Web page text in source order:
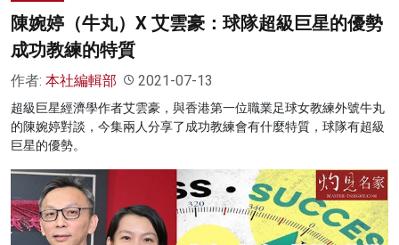
陳婉婷（牛丸）X 艾雲豪：球隊超級巨星的優勢
成功教練的特質
作者: 本社編輯部 2021-07-13
超級巨星經濟學作者艾雲豪，與香港第一位職業足球女教練外號牛丸
的陳婉婷對談，今集兩人分享了成功教練會有什麼特質，球隊有超級
巨星的優勢。